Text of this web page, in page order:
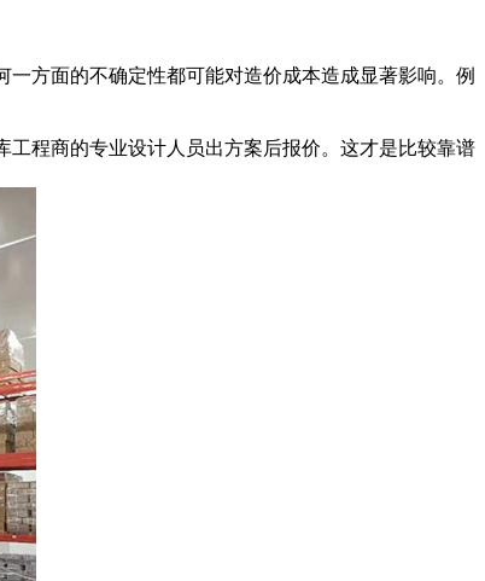
方面的不确定性都可能对造价成本造成显著影响。例
程商的专业设计人员出方案后报价。这才是比较靠谱